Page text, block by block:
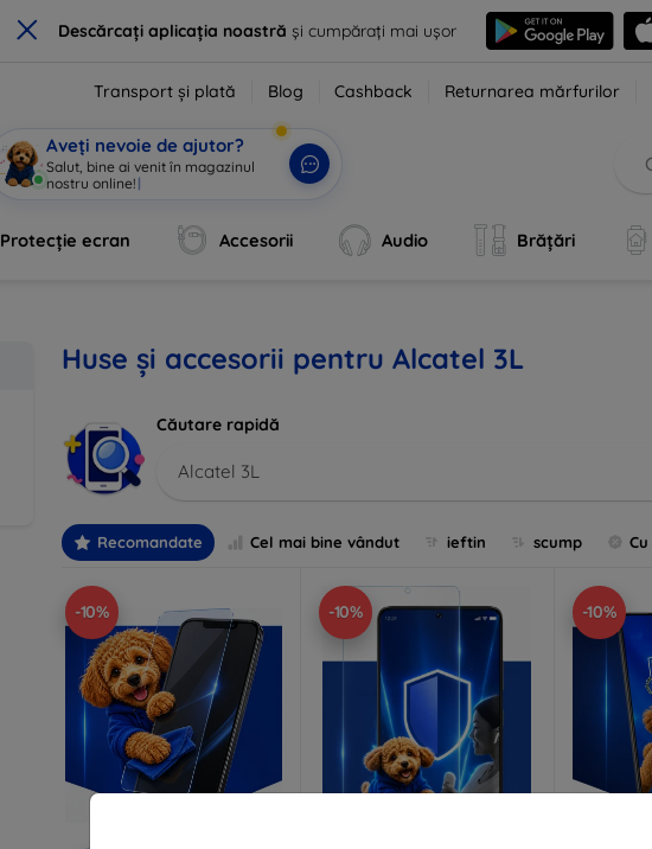
× Descărcați aplicația noastră și cumpărați mai ușor
Transport și plată Blog Cashback Returnarea mărfurilor
Aveți nevoie de ajutor?
Salut, bine ai venit în magazinul
nostru online! |
Protecție ecran Accesorii Audio Brățări
Huse și accesorii pentru Alcatel 3L
Căutare rapidă
Alcatel 3L
Recomandate Cel mai bine vândut ieftin scump
-10% -10% -10%